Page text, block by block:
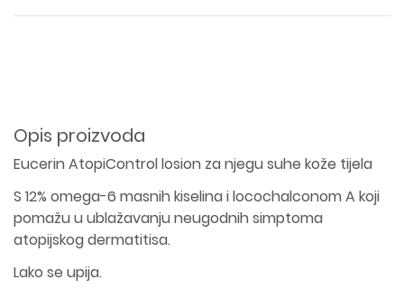
Opis proizvoda
Eucerin AtopiControl losion za njegu suhe kože tijela
S 12% omega-6 masnih kiselina i locochalconom A koji
pomažu u ublažavanju neugodnih simptoma
atopijskog dermatitisa.
Lako se upija.